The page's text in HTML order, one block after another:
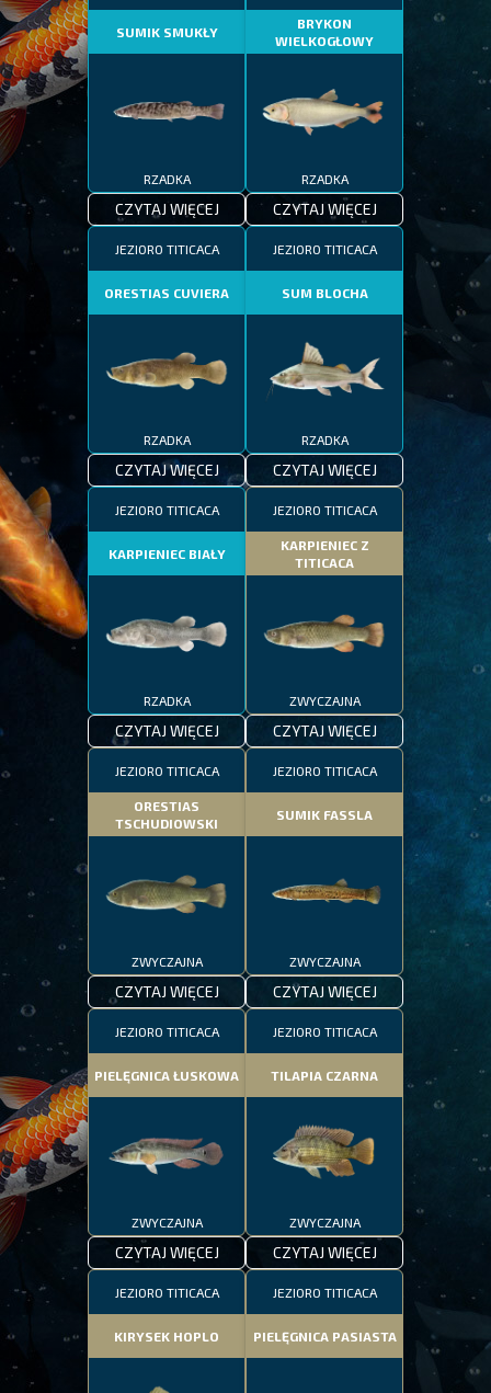
SUMIK SMUKŁY
RZADKA
CZYTAJ WIĘCEJ
BRYKON
WIELKOGŁOWY
RZADKA
CZYTAJ WIĘCEJ
JEZIORO TITICACA
ORESTIAS CUVIERA
RZADKA
CZYTAJ WIĘCEJ
JEZIORO TITICACA
SUM BLOCHA
RZADKA
CZYTAJ WIĘCEJ
JEZIORO TITICACA
KARPIENIEC BIAŁY
RZADKA
CZYTAJ WIĘCEJ
JEZIORO TITICACA
KARPIENIEC Z
TITICACA
ZWYCZAJNA
CZYTAJ WIĘCEJ
JEZIORO TITICACA
ORESTIAS
TSCHUDIOWSKI
ZWYCZAJNA
CZYTAJ WIĘCEJ
JEZIORO TITICACA
SUMIK FASSLA
ZWYCZAJNA
CZYTAJ WIĘCEJ
JEZIORO TITICACA
PIELĘGNICA ŁUSKOWA
ZWYCZAJNA
CZYTAJ WIĘCEJ
JEZIORO TITICACA
TILAPIA CZARNA
ZWYCZAJNA
CZYTAJ WIĘCEJ
JEZIORO TITICACA
KIRYSEK HOPLO
JEZIORO TITICACA
PIELĘGNICA PASIASTA